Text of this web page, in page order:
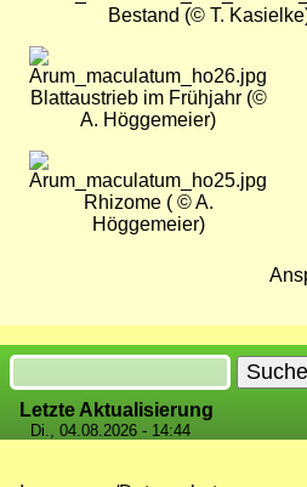
Bestand (© T.
Bild
Blattaustrieb im Frühjahr (©
A. Höggemeier)
Bild
Rhizome ( © A.
Höggemeier)
Suche
Letzte Aktualisierung
Di., 04.08.2026 - 14:44